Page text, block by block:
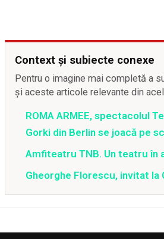
Context și subiecte conexe
Pentru o imagine mai completă a
și aceste articole relevante din
ROMA ARMEE, spectacolul
Gorki din Berlin se joacă pe
Amfiteatru TNB. Un teatru în
Gheorghe Florescu, invitat la